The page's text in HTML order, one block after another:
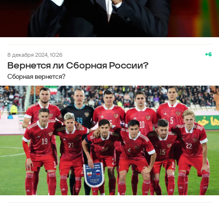
+6
8 декабря 2024, 10:26
Вернется ли Сборная России?
Сборная вернется?